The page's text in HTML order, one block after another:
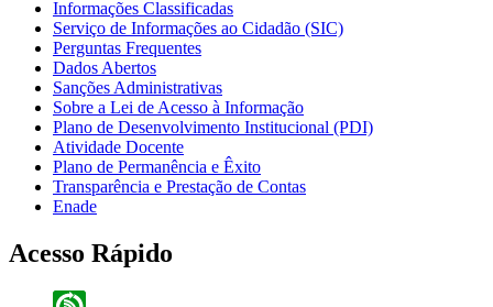
Informações Classificadas
Serviço de Informações ao Cidadão (SIC)
Perguntas Frequentes
Dados Abertos
Sanções Administrativas
Sobre a Lei de Acesso à Informação
Plano de Desenvolvimento Institucional (PDI)
Atividade Docente
Plano de Permanência e Êxito
Transparência e Prestação de Contas
Enade
Acesso Rápido